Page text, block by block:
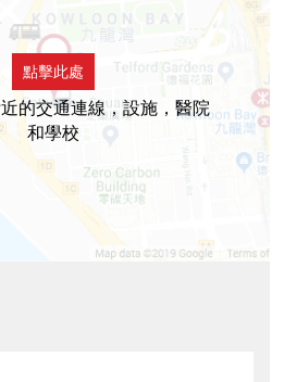
點擊此處
的交通連線，設施，醫院
和學校